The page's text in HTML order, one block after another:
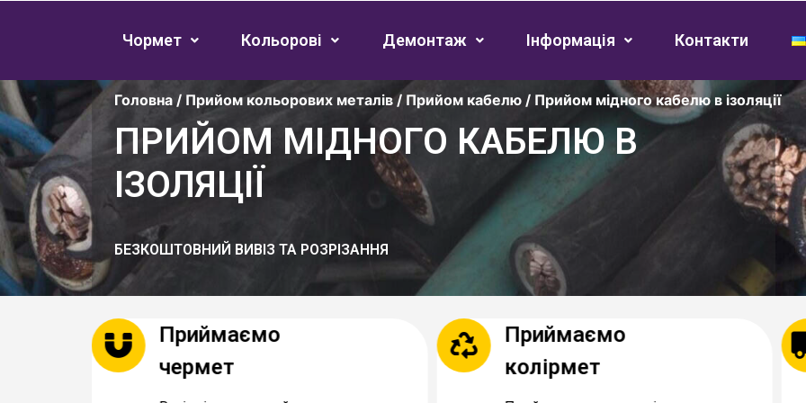
Чормет Кольорові Демонтаж Інформація Контакти
Головна / Прийом кольорових металів/ Прийом кабелю / Прийом мідного кабелю в ізоляції
ПРИЙОМ МІДНОГО КАБЕЛЮ В
ІЗОЛЯЦІЇ
БЕЗКОШТОВНИЙ ВИВІЗ ТА РОЗРІЗАННЯ
Приймаємо
чермет
Приймаємо
колірмет